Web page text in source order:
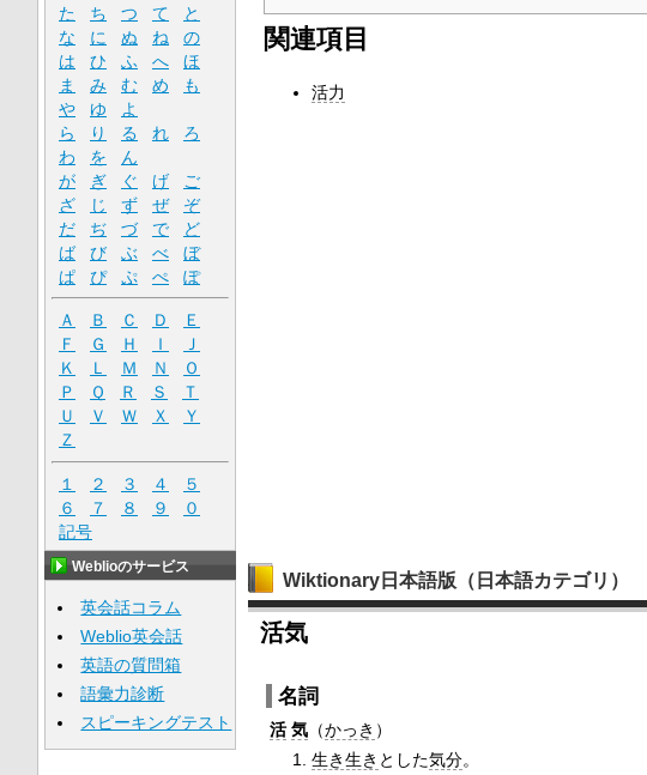
関連項目
活力
Wiktionary日本語版（日本語カテゴリ）
活気
名詞
活 気（かっき ）
生き生き とした気分。
た
ち つ て
と
な
に ぬ ね
の
は
ひ ふ へ
ほ
ま
み む め
も
や
ゆ
よ
ら
り る れ
ろ
わ
を
ん
が
ぎ ぐ げ
ご
ざ
じ ず ぜ
ぞ
だ
ぢ づ で
ど
ば
び ぶ べ
ぼ
ぱ
ぴ ぷ ぺ ぽ
Ａ Ｂ Ｃ Ｄ
Ｅ
Ｆ
Ｇ Ｈ Ｉ
Ｊ
Ｋ
Ｌ Ｍ Ｎ
Ｏ
Ｐ
Ｑ Ｒ Ｓ
Ｔ
Ｕ
Ｖ Ｗ Ｘ
Ｙ
Ｚ
１ ２ ３ ４
５
６
７ ８ ９
０
記号
Weblioのサービス
英会話コラム
Weblio英会話
英語の質問箱
語彙力診断
スピーキングテスト